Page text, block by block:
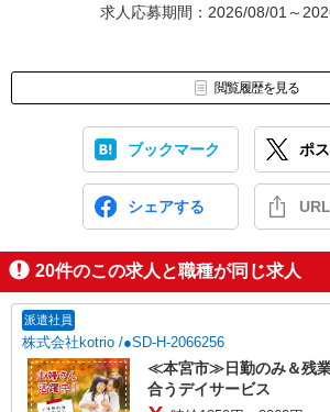
求人応募期間：2026/08/01～
閲覧履歴を見る
ブックマーク ポ
シェアする
20件のこの求人と職種が同じ求人
派遣社員
株式会社kotrio /●SD-H-2066256
≪本宮市≫日勤のみ＆残
合うデイサービス